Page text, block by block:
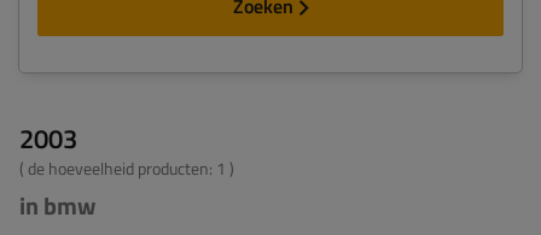
Zoeken
2003
( de hoeveelheid producten: 1 )
in bmw